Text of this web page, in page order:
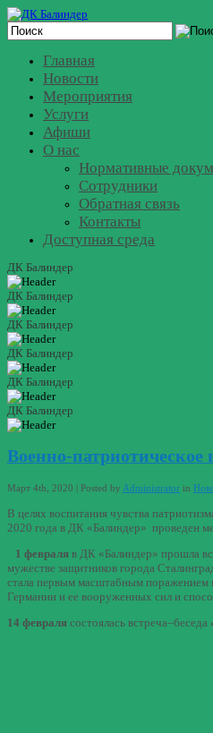
Главная
Новости
Мероприятия
Услуги
Афиши
О нас
Нормативные
Сотрудники
Обратная связь
Контакты
Доступная среда
ДК Балиндер
ДК Балиндер
ДК Балиндер
ДК Балиндер
ДК Балиндер
ДК Балиндер
Военно-патриотическое
Март 4th, 2020 | Posted by Administrator in
В целях воспитания чувства
2020 года в ДК «Балиндер» проведен
1 февраля в ДК «Балиндер» прошла
мужестве защитников города
стала первым масштабным поражением
Германии и ее вооруженных сил и
14 февраля состоялась встреча–беседа